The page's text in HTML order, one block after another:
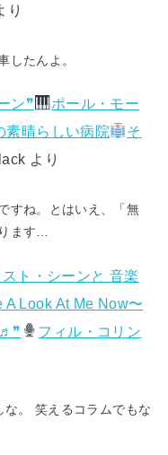
り
したんよ。
ン❞
ポール・モー
素晴らしい病院
そ
より
すね。とはいえ、「無
ます…
ト・シーンと 音楽
Look At Me Now〜
♬❞
フィル・コリン
な。 笑えるコラムでもな